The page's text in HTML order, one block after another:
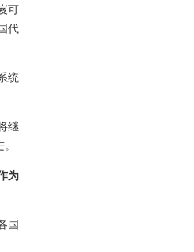
可
代
统
继
为
国